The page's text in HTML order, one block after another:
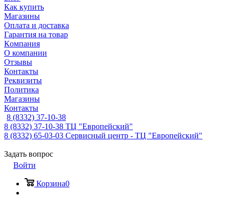
Как купить
Магазины
Оплата и доставка
Гарантия на товар
Компания
О компании
Отзывы
Контакты
Реквизиты
Политика
Магазины
Контакты
8 (8332) 37-10-38
8 (8332) 37-10-38 ТЦ "Европейский"
8 (8332) 65-03-03 Сервисный центр - ТЦ "Европейский"
Задать вопрос
Войти
Корзина0